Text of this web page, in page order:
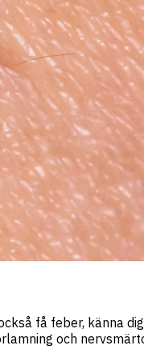
få feber, känna
och